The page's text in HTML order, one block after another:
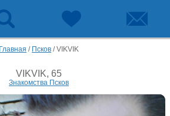
Главная / Псков /VIKVIK
VIKVIK, 65
Знакомства Псков